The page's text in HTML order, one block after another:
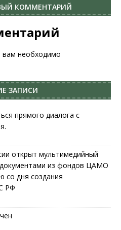
КОММЕНТАРИЙ
вам необходимо
ЗАПИСИ
прямого диалога с
открыт мультимедийный
документами из фондов ЦАМО
со дня создания
РФ